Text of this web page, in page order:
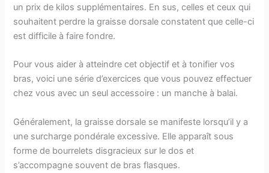
un prix de kilos supplémentaires. En sus, celles et ceux qui
souhaitent perdre la graisse dorsale constatent que celle-ci
est difficile à faire fondre.
Pour vous aider à atteindre cet objectif et à tonifier vos
bras, voici une série d’exercices que vous pouvez effectuer
chez vous avec un seul accessoire : un manche à balai.
Généralement, la graisse dorsale se manifeste lorsqu’il y a
une surcharge pondérale excessive. Elle apparaît sous
forme de bourrelets disgracieux sur le dos et
s’accompagne souvent de bras flasques.